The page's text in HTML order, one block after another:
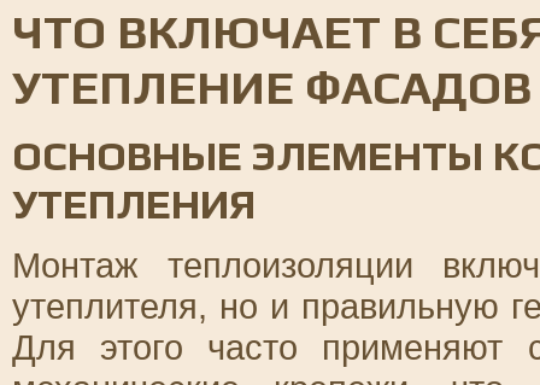
ЧТО ВКЛЮЧАЕТ В
УТЕПЛЕНИЕ ФАСАДОВ
ОСНОВНЫЕ ЭЛЕМЕНТЫ
УТЕПЛЕНИЯ
Монтаж теплоизоляции
утеплителя, но и правильную
Для этого часто применяют